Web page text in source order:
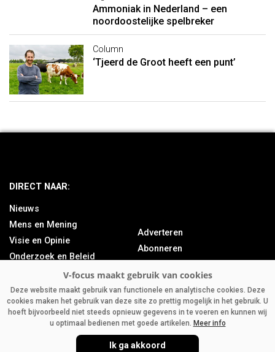
Ammoniak in Nederland – een
noordoostelijke spelbreker
Column
‘Tjeerd de Groot heeft een punt’
DIRECT NAAR:
Nieuws
Mens en Mening
Visie en Opinie
Onderzoek en Beleid
Bedrijfsnieuws
Column
Adverteren
Abonneren
Contact
Deze website maakt gebruik van functionele en analytische cookies. Deze
cookies maken het gebruik van deze site zo prettig mogelijk in het gebruik. U
hoeft bijvoorbeeld niet steeds opnieuw gegevens in te voeren en kunnen wij
u optimaal bedienen met goede artikelen. Meer info
Ik ga akkoord